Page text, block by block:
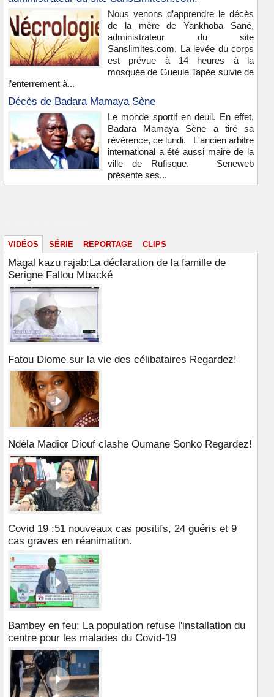
Nous venons d’apprendre le décès
de la mère de Yankhoba Sané,
administrateur du site
Sanslimites.com. La levée du corps
est prévue à 14 heures à la
mosquée de Gueule Tapée suivie de
l’enterrement à...
Décès de Badara Mamaya Sène
Le monde sportif en deuil. En effet,
Badara Mamaya Sène a tiré sa
révérence, ce lundi. L'ancien arbitre
international a été aussi maire de la
ville de Rufisque. Seneweb
présente ses...
VIDÉOS SÉRIE REPORTAGE CLIPS
Magal kazu rajab:La déclaration de la famille de
Serigne Fallou Mbacké
Fatou Diome sur la vie des célibataires Regardez!
Ndéla Madior Diouf clashe Oumane Sonko Regardez!
Covid 19 :51 nouveaux cas positifs, 24 guéris et 9
cas graves en réanimation.
Bambey en feu: La population refuse l'installation du
centre pour les malades du Covid-19